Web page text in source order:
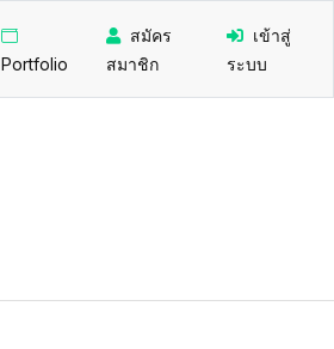
Portfolio
สมัคร
สมาชิก
เข้าสู่
ระบบ